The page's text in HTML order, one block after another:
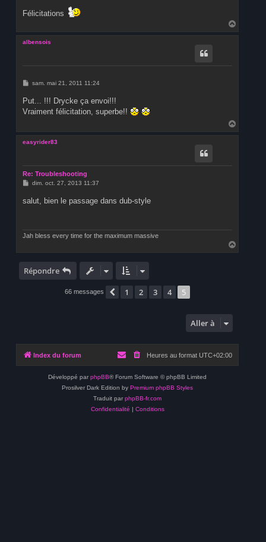
Félicitations
a
albensois
M
s
a
sam. mai 21, 2011 11:24
Put... !!! Drycke ça envoi!!!
Vraiment félicitation, superbe!!
a
easyrider83
Re: Troubleshooting
M
s
s
dim. oct. 27, 2013 11:37
salut, bien le passage dans dub-style
Jah bless every time for the maximum massive
a
Répondre
66 messages Précédente
1 2 3 4 5
Aller à
Index du forum Heures au format UTC+02:00
Développé par phpBB® Forum Software © phpBB Limited
Prosilver Dark Edition by Premium phpBB Styles
Traduit par phpBB-fr.com
Confidentialité | Conditions